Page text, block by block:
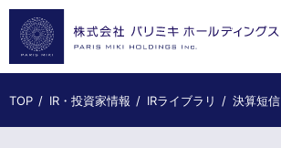
TOP IR・投資家情報 IRライブラリ 決算短信